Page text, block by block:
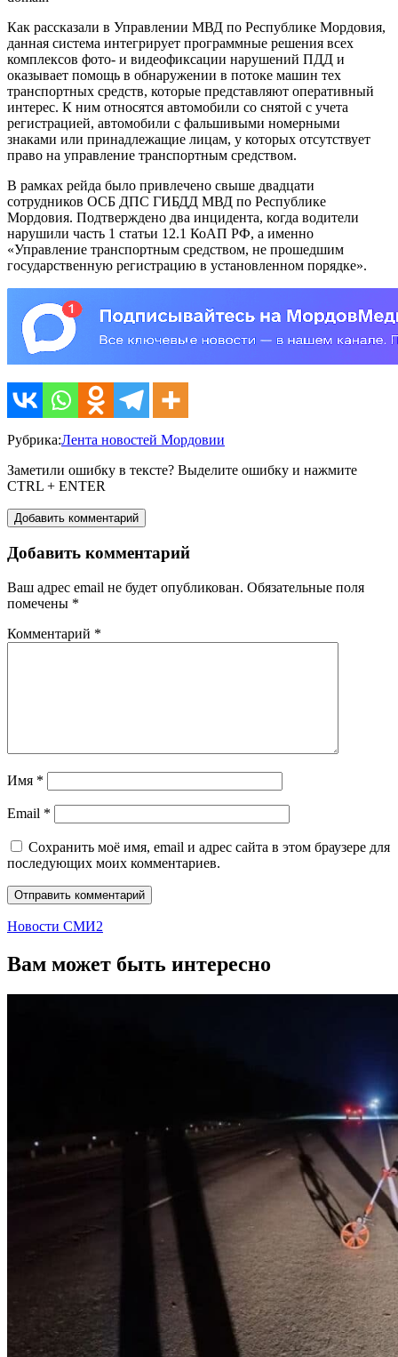
Как рассказали в Управлении МВД по Республике Мордовия,
данная система интегрирует программные решения всех
комплексов фото- и видеофиксации нарушений ПДД и
оказывает помощь в обнаружении в потоке машин тех
транспортных средств, которые представляют оперативный
интерес. К ним относятся автомобили со снятой с учета
регистрацией, автомобили с фальшивыми номерными
знаками или принадлежащие лицам, у которых отсутствует
право на управление транспортным средством.
В рамках рейда было привлечено свыше двадцати
сотрудников ОСБ ДПС ГИБДД МВД по Республике
Мордовия. Подтверждено два инцидента, когда водители
нарушили часть 1 статьи 12.1 КоАП РФ, а именно
«Управление транспортным средством, не прошедшим
государственную регистрацию в установленном порядке».
Рубрика:Лента новостей Мордовии
Заметили ошибку в тексте? Выделите ошибку и нажмите
CTRL + ENTER
Добавить комментарий
Добавить комментарий
Ваш адрес email не будет опубликован. Обязательные поля
помечены *
Комментарий *
Имя *
Email *
Сохранить моё имя, email и адрес сайта в этом браузере для
последующих моих комментариев.
Новости СМИ2
Вам может быть интересно